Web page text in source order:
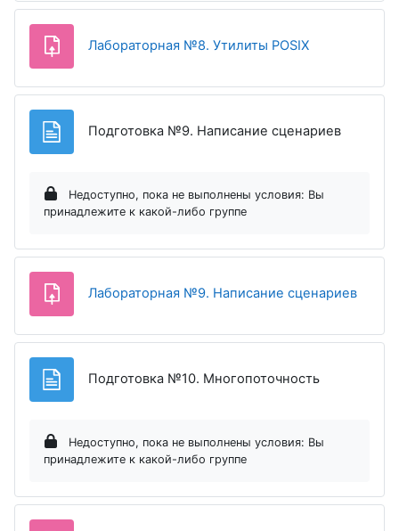
Лабораторная №8. Утилиты POSIXЗадание
Подготовка №9. Написание сценариев
Недоступно, пока не выполнены условия: Вы
принадлежите к какой-либо группе
Лабораторная №9. Написание сценариев
Подготовка №10. МногопоточностьСтраница
Недоступно, пока не выполнены условия: Вы
принадлежите к какой-либо группе